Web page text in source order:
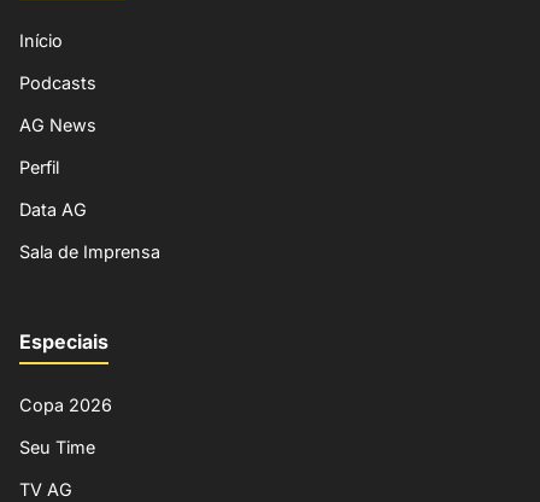
Início
Podcasts
AG News
Perfil
Data AG
Sala de Imprensa
Especiais
Copa 2026
Seu Time
TV AG